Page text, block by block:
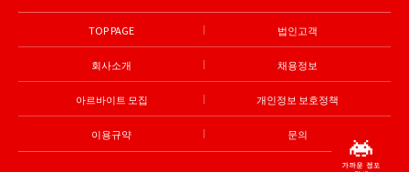
TOP PAGE 법인고객
회사소개 채용정보
아르바이트 모집 개인정보 보호정책
이용규약 문의